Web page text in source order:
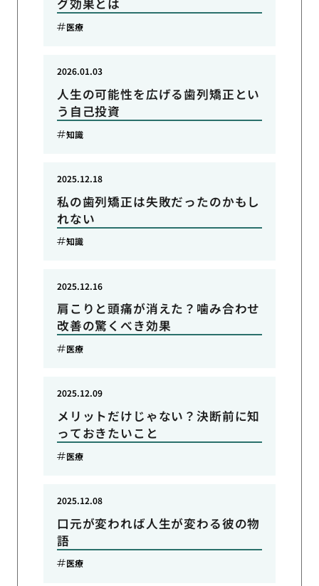
グ効果とは
医療
人生の可能性を広げる歯列矯正とい
う自己投資
2026.01.03
知識
私の歯列矯正は失敗だったのかもし
れない
2025.12.18
知識
肩こりと頭痛が消えた？噛み合わせ
改善の驚くべき効果
2025.12.16
医療
メリットだけじゃない？決断前に知
っておきたいこと
2025.12.09
医療
口元が変われば人生が変わる彼の物
語
2025.12.08
医療